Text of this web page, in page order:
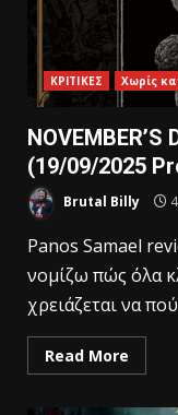
ΚΡΙΤΙΚΕΣ Χωρίς
(19/09/2025
Brutal Billy
Panos Samael
νομίζω πώς όλα
χρειάζεται να
Read More